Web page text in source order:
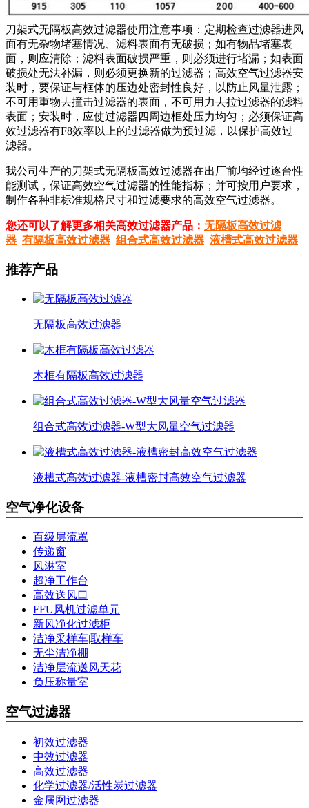
刀架式无隔板高效过滤器使用注意事项：定期检查过滤器进风
面有无杂物堵塞情况、滤料表面有无破损；如有物品堵塞表
面，则应清除；滤料表面破损严重，则必须进行堵漏；如表面
破损处无法补漏，则必须更换新的过滤器；高效空气过滤器安
装时，要保证与框体的压边处密封性良好，以防止风量泄露；
不可用重物去撞击过滤器的表面，不可用力去拉过滤器的滤料
表面；安装时，应使过滤器四周边框处压力均匀；必须保证高
效过滤器有F8效率以上的过滤器做为预过滤，以保护高效过
滤器。
我公司生产的刀架式无隔板高效过滤器在出厂前均经过逐台性
能测试，保证高效空气过滤器的性能指标；并可按用户要求，
制作各种非标准规格尺寸和过滤要求的高效空气过滤器。
您还可以了解更多相关高效过滤器产品： 无隔板高效过滤
器 有隔板高效过滤器 组合式高效过滤器 液槽式高效过滤器
推荐产品
无隔板高效过滤器
木框有隔板高效过滤器
组合式高效过滤器-W型大风量空气过滤器
液槽式高效过滤器-液槽密封高效空气过滤器
空气净化设备
百级层流罩
传递窗
风淋室
超净工作台
高效送风口
FFU风机过滤单元
新风净化过滤柜
洁净采样车|取样车
无尘洁净棚
洁净层流送风天花
负压称量室
空气过滤器
初效过滤器
中效过滤器
高效过滤器
化学过滤器/活性炭过滤器
金属网过滤器